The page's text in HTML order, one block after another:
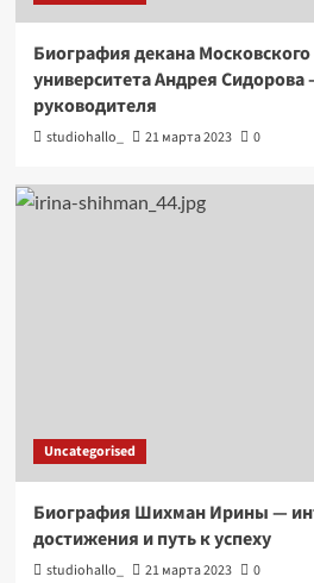
Биография декана Московского
университета Андрея Сидорова
руководителя
studiohallo_ 21 марта 2023 0
Uncategorised
Биография Шихман Ирины —
достижения и путь к успеху
studiohallo_ 21 марта 2023 0